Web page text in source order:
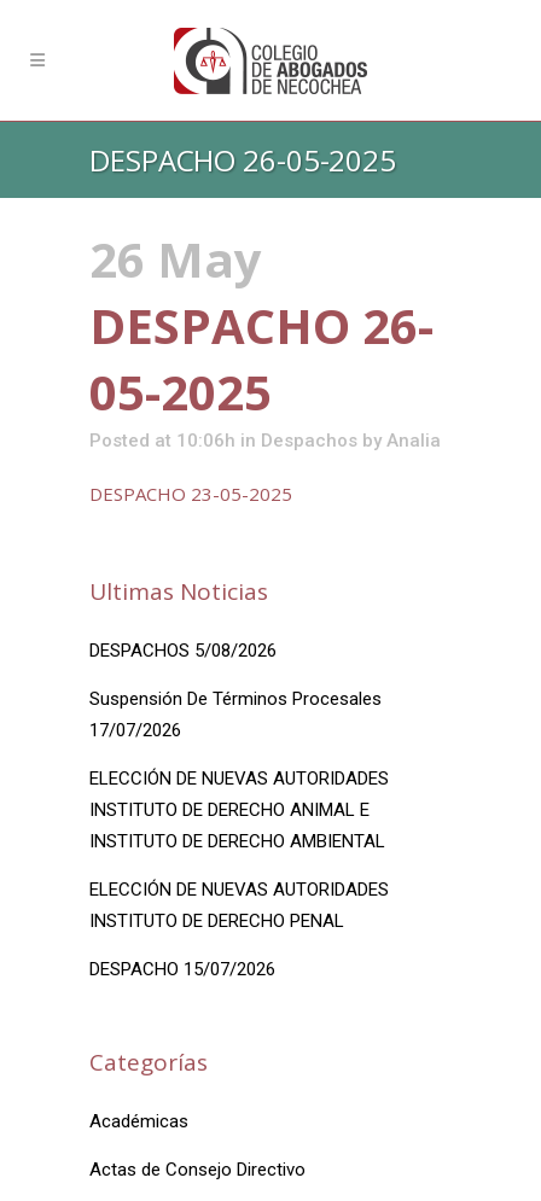
DESPACHO 26-05-2025
26 May
DESPACHO 26-
05-2025
Posted at 10:06h in Despachos by Analia
DESPACHO 23-05-2025
Ultimas Noticias
DESPACHOS 5/08/2026
Suspensión De Términos Procesales
17/07/2026
ELECCIÓN DE NUEVAS AUTORIDADES
INSTITUTO DE DERECHO ANIMAL E
INSTITUTO DE DERECHO AMBIENTAL
ELECCIÓN DE NUEVAS AUTORIDADES
INSTITUTO DE DERECHO PENAL
DESPACHO 15/07/2026
Categorías
Académicas
Actas de Consejo Directivo